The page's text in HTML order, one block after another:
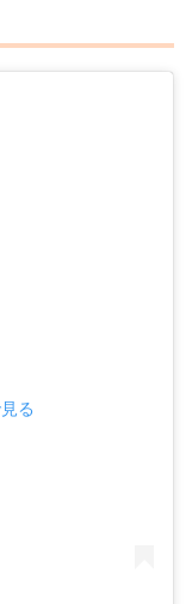
る